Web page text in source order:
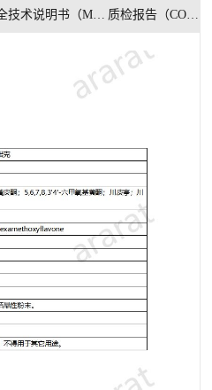
安全技术说明书（MSDS） 质检报告（COA）